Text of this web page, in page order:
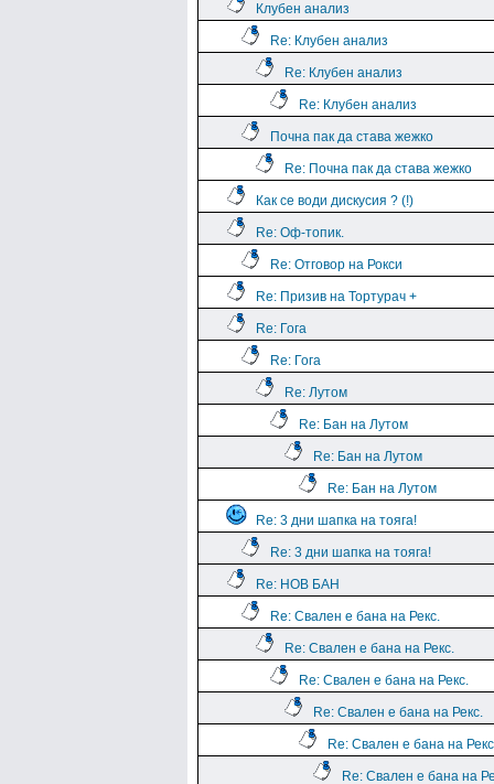
Клубен анализ
Re: Клубен анализ
Re: Клубен анализ
Re: Клубен анализ
Почна пак да става жежко
Re: Почна пак да става жежко
Как се води дискусия ? (!)
Re: Оф-топик.
Re: Отговор на Рокси
Re: Призив на Тортурач +
Re: Гога
Re: Гога
Re: Лутом
Re: Бан на Лутом
Re: Бан на Лутом
Re: Бан на Лутом
Re: 3 дни шапка на тояга!
Re: 3 дни шапка на тояга!
Re: НОВ БАН
Re: Свален е бана на Рекс.
Re: Свален е бана на Рекс.
Re: Свален е бана на Рекс.
Re: Свален е бана на Рекс.
Re: Свален е бана на
Re: Свален е бана на